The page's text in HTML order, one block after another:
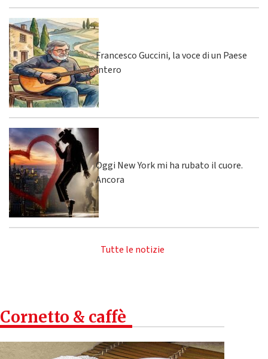
Francesco Guccini, la voce di un Paese
intero
Oggi New York mi ha rubato il cuore.
Ancora
Tutte le notizie
Cornetto & caffè